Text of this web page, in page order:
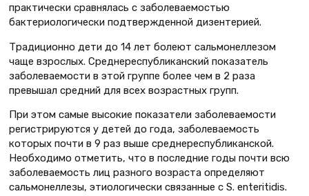
практически сравнялась с заболеваемостью
бактериологически подтвержденной дизентерией.
Традиционно дети до 14 лет болеют сальмонеллезом
чаще взрослых. Среднереспубликанский показатель
заболеваемости в этой группе более чем в 2 раза
превышал средний для всех возрастных групп.
При этом самые высокие показатели заболеваемости
регистрируются у детей до года, заболеваемость
которых почти в 9 раз выше среднереспубликанской.
Необходимо отметить, что в последние годы почти всю
заболеваемость лиц разного возраста определяют
сальмонеллезы, этиологически связанные с S. еnteritidis.